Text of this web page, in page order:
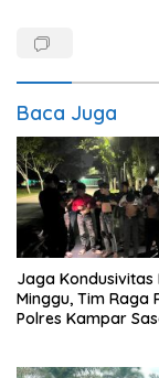
Baca Juga
Jaga Kondusivitas
Minggu, Tim Raga
Polres Kampar